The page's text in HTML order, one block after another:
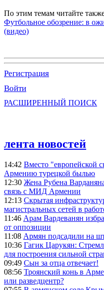
По этим темам читайте
Футбольное обозрение: в
(видео)
Регистрация
Войти
РАСШИРЕННЫЙ ПОИСК
лента новостей
14:42 Вместо "европейской
Армению турецкой былью
12:30 Жена Рубена
связь с МИД Армении
12:13 Скрытая
магистральных сетей в
11:46 Арам Вардеванян
от оппозиции
11:08 Армян подсадили на
10:36 Гагик Царукян:
для построения сильной
09:49 Сын за отца отвечает!
08:56 Троянский конь в
или разведцентр?